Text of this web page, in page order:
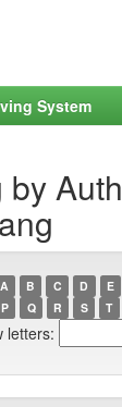
System
by
A B C D E
P Q R S T
letters: